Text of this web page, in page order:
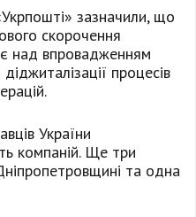
зазначили, що
скорочення
над впровадженням
процесів
України
компаній. Ще три
та одна